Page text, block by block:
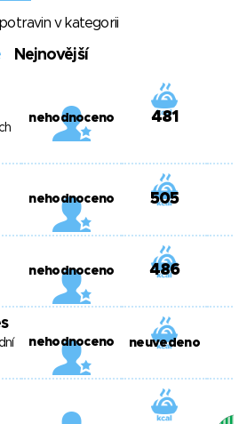
potravin v kategorii
Nejnovější
nehodnoceno 481
nehodnoceno 505
nehodnoceno 486
nehodnoceno neuvedeno